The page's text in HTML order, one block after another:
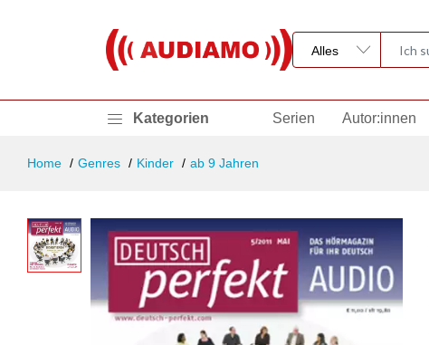
Kategorien Serien Autor:innen
Home Genres Kinder ab 9 Jahren